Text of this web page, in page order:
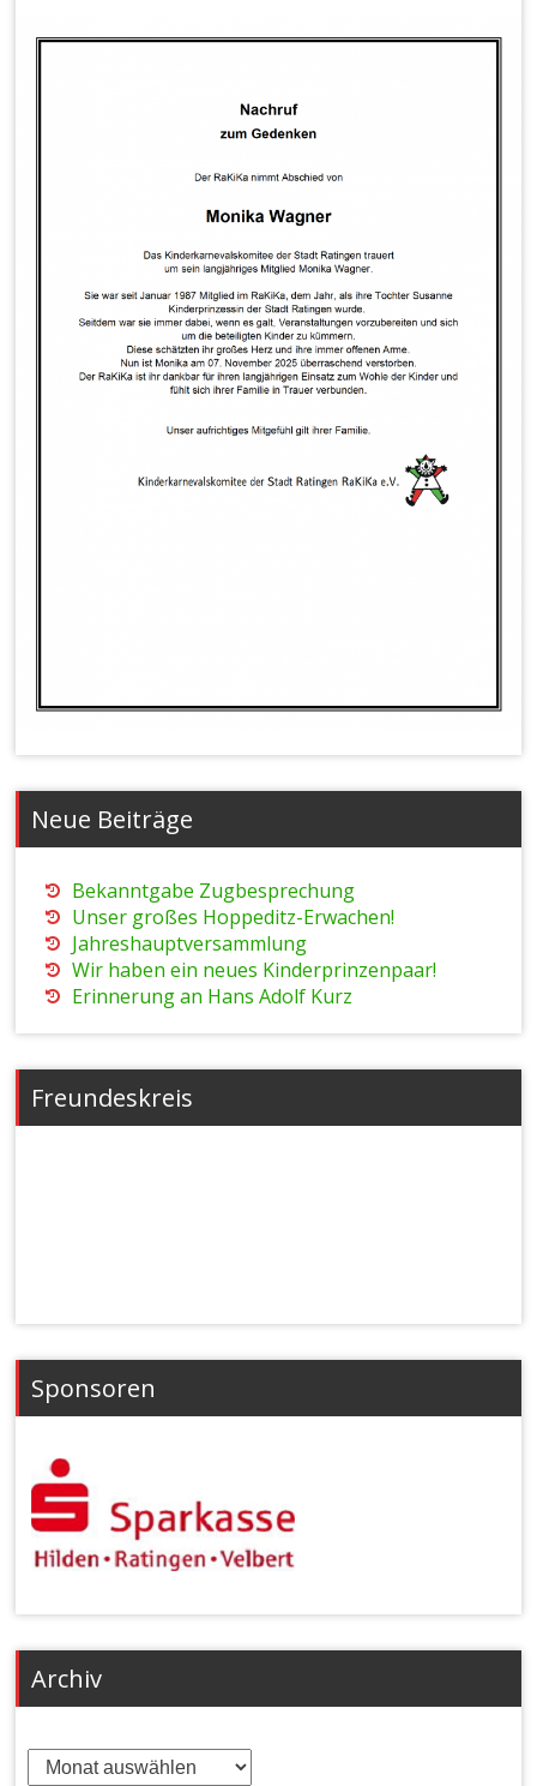
Neue Beiträge
Bekanntgabe Zugbesprechung
Unser großes Hoppeditz-Erwachen!
Jahreshauptversammlung
Wir haben ein neues Kinderprinzenpaar!
Erinnerung an Hans Adolf Kurz
Freundeskreis
Sponsoren
Archiv
Archiv